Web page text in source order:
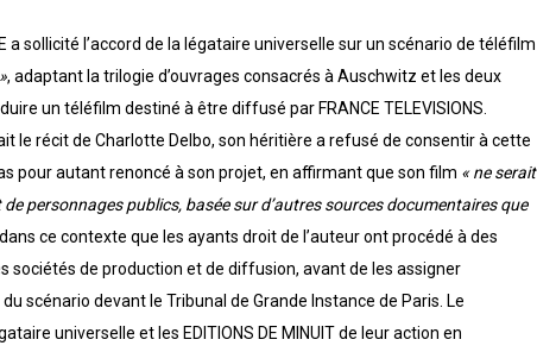
a sollicité l’accord de la légataire universelle sur un scénario de téléfilm
, adaptant la trilogie d’ouvrages consacrés à Auschwitz et les deux
un téléfilm destiné à être diffusé par FRANCE TELEVISIONS.
le récit de Charlotte Delbo, son héritière a refusé de consentir à cette
pour autant renoncé à son projet, en affirmant que son film « ne serait
personnages publics, basée sur d’autres sources documentaires que
dans ce contexte que les ayants droit de l’auteur ont procédé à des
sociétés de production et de diffusion, avant de les assigner
scénario devant le Tribunal de Grande Instance de Paris. Le
universelle et les EDITIONS DE MINUIT de leur action en